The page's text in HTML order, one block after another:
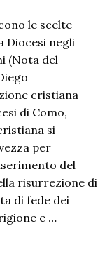
le scelte
Diocesi negli
(Nota del
cristiana
di Como,
si
per
del
risurrezione di
di fede dei
e …